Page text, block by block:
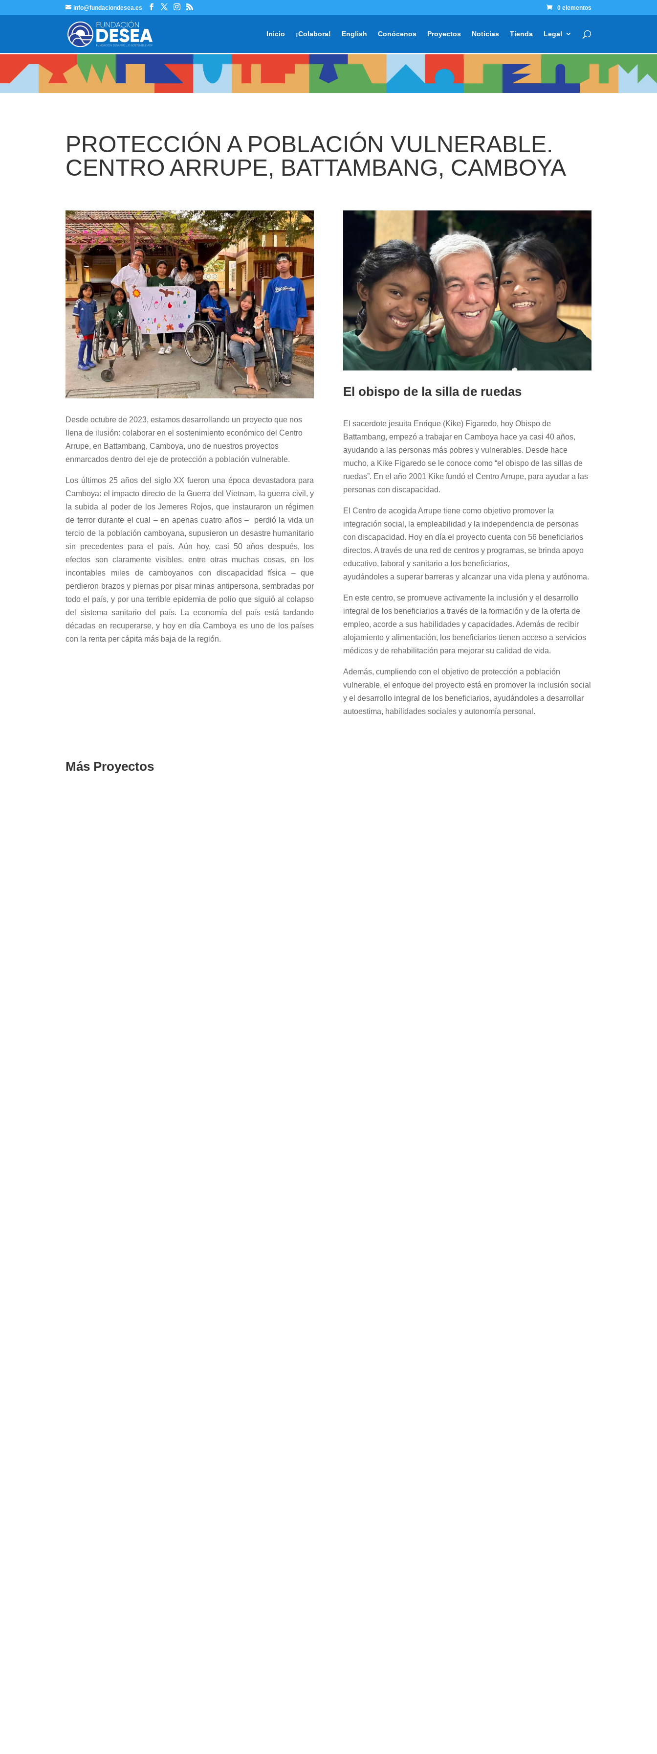
info@fundaciondesea.es 0 elementos
Inicio ¡Colabora! English Conócenos Proyectos Noticias Tienda Legal
PROTECCIÓN A POBLACIÓN VULNERABLE.
CENTRO ARRUPE, BATTAMBANG, CAMBOYA
Desde octubre de 2023, estamos desarrollando un proyecto que nos
llena de ilusión: colaborar en el sostenimiento económico del Centro
Arrupe, en Battambang, Camboya, uno de nuestros proyectos
enmarcados dentro del eje de protección a población vulnerable.
Los últimos 25 años del siglo XX fueron una época devastadora para
Camboya: el impacto directo de la Guerra del Vietnam, la guerra civil, y
la subida al poder de los Jemeres Rojos, que instauraron un régimen
de terror durante el cual – en apenas cuatro años – perdió la vida un
tercio de la población camboyana, supusieron un desastre humanitario
sin precedentes para el país. Aún hoy, casi 50 años después, los
efectos son claramente visibles, entre otras muchas cosas, en los
incontables miles de camboyanos con discapacidad física – que
perdieron brazos y piernas por pisar minas antipersona, sembradas por
todo el país, y por una terrible epidemia de polio que siguió al colapso
del sistema sanitario del país. La economía del país está tardando
décadas en recuperarse, y hoy en día Camboya es uno de los países
con la renta per cápita más baja de la región.
El obispo de la silla de ruedas
El sacerdote jesuita Enrique (Kike) Figaredo, hoy Obispo de
Battambang, empezó a trabajar en Camboya hace ya casi 40 años,
ayudando a las personas más pobres y vulnerables. Desde hace
mucho, a Kike Figaredo se le conoce como “el obispo de las sillas de
ruedas”. En el año 2001 Kike fundó el Centro Arrupe, para ayudar a las
personas con discapacidad.
El Centro de acogida Arrupe tiene como objetivo promover la
integración social, la empleabilidad y la independencia de personas
con discapacidad. Hoy en día el proyecto cuenta con 56 beneficiarios
directos. A través de una red de centros y programas, se brinda apoyo
educativo, laboral y sanitario a los beneficiarios,
ayudándoles a superar barreras y alcanzar una vida plena y autónoma.
En este centro, se promueve activamente la inclusión y el desarrollo
integral de los beneficiarios a través de la formación y de la oferta de
empleo, acorde a sus habilidades y capacidades. Además de recibir
alojamiento y alimentación, los beneficiarios tienen acceso a servicios
médicos y de rehabilitación para mejorar su calidad de vida.
Además, cumpliendo con el objetivo de protección a población
vulnerable, el enfoque del proyecto está en promover la inclusión social
y el desarrollo integral de los beneficiarios, ayudándoles a desarrollar
autoestima, habilidades sociales y autonomía personal.
Más Proyectos